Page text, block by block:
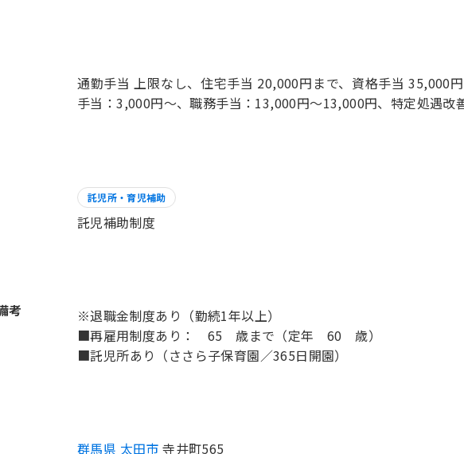
通勤手当 上限なし、住宅手当 20,000円まで、資格手当 35,000
手当：3,000円～、職務手当：13,000円～13,000円、特定処遇改
託児所・育児補助
託児補助制度
考
※退職金制度あり（勤続1年以上）
■再雇用制度あり： 65 歳まで（定年 60 歳）
■託児所あり（ささら子保育園／365日開園）
群馬県 太田市 寺井町565